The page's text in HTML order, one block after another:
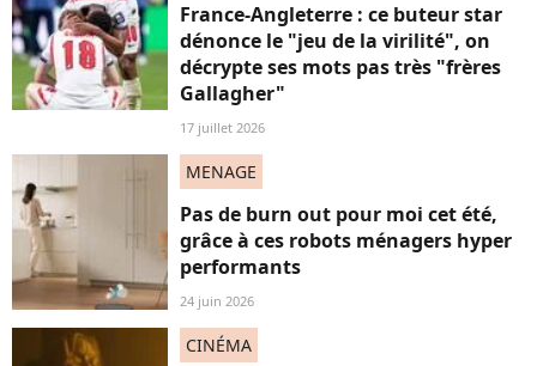
France-Angleterre : ce buteur star
dénonce le "jeu de la virilité", on
décrypte ses mots pas très "frères
Gallagher"
17 juillet 2026
MENAGE
Pas de burn out pour moi cet été,
grâce à ces robots ménagers hyper
performants
24 juin 2026
CINÉMA